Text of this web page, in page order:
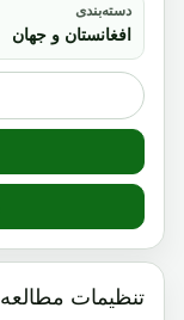
دسته‌بندی
افغانستان و جهان
تنظیمات مطالعه